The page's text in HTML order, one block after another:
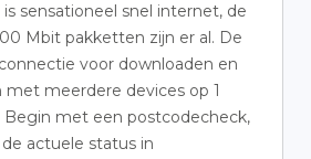
is sensationeel snel internet, de
Mbit pakketten zijn er al. De
voor downloaden en
met meerdere devices op 1
met een postcodecheck,
actuele status in